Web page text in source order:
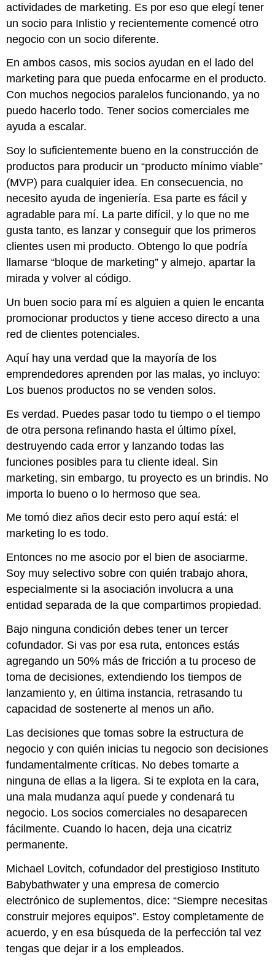
actividades de marketing. Es por eso que elegí tener
un socio para Inlistio y recientemente comencé otro
negocio con un socio diferente.
En ambos casos, mis socios ayudan en el lado del
marketing para que pueda enfocarme en el producto.
Con muchos negocios paralelos funcionando, ya no
puedo hacerlo todo. Tener socios comerciales me
ayuda a escalar.
Soy lo suficientemente bueno en la construcción de
productos para producir un “producto mínimo viable”
(MVP) para cualquier idea. En consecuencia, no
necesito ayuda de ingeniería. Esa parte es fácil y
agradable para mí. La parte difícil, y lo que no me
gusta tanto, es lanzar y conseguir que los primeros
clientes usen mi producto. Obtengo lo que podría
llamarse “bloque de marketing” y almejo, apartar la
mirada y volver al código.
Un buen socio para mí es alguien a quien le encanta
promocionar productos y tiene acceso directo a una
red de clientes potenciales.
Aquí hay una verdad que la mayoría de los
emprendedores aprenden por las malas, yo incluyo:
Los buenos productos no se venden solos.
Es verdad. Puedes pasar todo tu tiempo o el tiempo
de otra persona refinando hasta el último píxel,
destruyendo cada error y lanzando todas las
funciones posibles para tu cliente ideal. Sin
marketing, sin embargo, tu proyecto es un brindis. No
importa lo bueno o lo hermoso que sea.
Me tomó diez años decir esto pero aquí está: el
marketing lo es todo.
Entonces no me asocio por el bien de asociarme.
Soy muy selectivo sobre con quién trabajo ahora,
especialmente si la asociación involucra a una
entidad separada de la que compartimos propiedad.
Bajo ninguna condición debes tener un tercer
cofundador. Si vas por esa ruta, entonces estás
agregando un 50% más de fricción a tu proceso de
toma de decisiones, extendiendo los tiempos de
lanzamiento y, en última instancia, retrasando tu
capacidad de sostenerte al menos un año.
Las decisiones que tomas sobre la estructura de
negocio y con quién inicias tu negocio son decisiones
fundamentalmente críticas. No debes tomarte a
ninguna de ellas a la ligera. Si te explota en la cara,
una mala mudanza aquí puede y condenará tu
negocio. Los socios comerciales no desaparecen
fácilmente. Cuando lo hacen, deja una cicatriz
permanente.
Michael Lovitch, cofundador del prestigioso Instituto
Babybathwater y una empresa de comercio
electrónico de suplementos, dice: “Siempre necesitas
construir mejores equipos”. Estoy completamente de
acuerdo, y en esa búsqueda de la perfección tal vez
tengas que dejar ir a los empleados.